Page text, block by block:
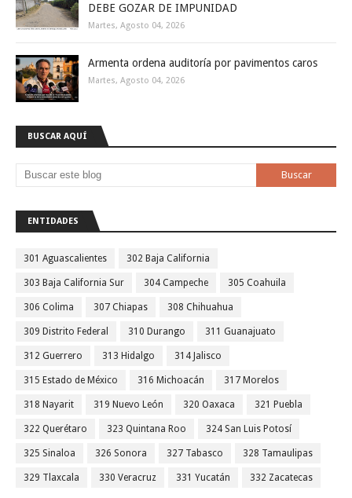
DEBE GOZAR DE IMPUNIDAD
Martes, Agosto 04, 2026
Armenta ordena auditoría por pavimentos caros
Martes, Agosto 04, 2026
BUSCAR AQUÍ
ENTIDADES
301 Aguascalientes 302 Baja California
303 Baja California Sur 304 Campeche 305 Coahuila
306 Colima 307 Chiapas 308 Chihuahua
309 Distrito Federal 310 Durango 311 Guanajuato
312 Guerrero 313 Hidalgo 314 Jalisco
315 Estado de México 316 Michoacán 317 Morelos
318 Nayarit 319 Nuevo León 320 Oaxaca 321 Puebla
322 Querétaro 323 Quintana Roo 324 San Luis Potosí
325 Sinaloa 326 Sonora 327 Tabasco 328 Tamaulipas
329 Tlaxcala 330 Veracruz 331 Yucatán 332 Zacatecas